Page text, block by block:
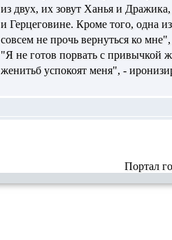
из двух, их зовут Ханья и
и Герцеговине. Кроме того, одна
совсем не прочь вернуться ко
"Я не готов порвать с привычкой
женитьб успокоят меня", -
Портал